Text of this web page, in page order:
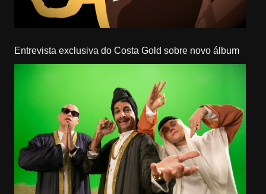
Entrevista exclusiva do Costa Gold sobre novo álbum